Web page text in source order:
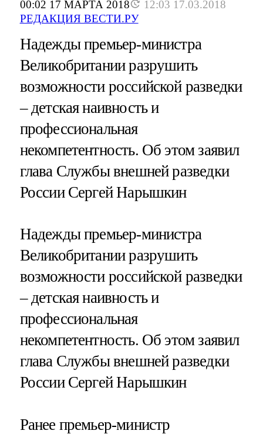
00:02 17 МАРТА 2018
12:03 17.03.2018
РЕДАКЦИЯ ВЕСТИ.РУ
Надежды премьер-министра
Великобритании разрушить
возможности российской разведки
– детская наивность и
профессиональная
некомпетентность. Об этом заявил
глава Службы внешней разведки
России Сергей Нарышкин
Надежды премьер-министра
Великобритании разрушить
возможности российской разведки
– детская наивность и
профессиональная
некомпетентность. Об этом заявил
глава Службы внешней разведки
России Сергей Нарышкин
Ранее премьер-министр